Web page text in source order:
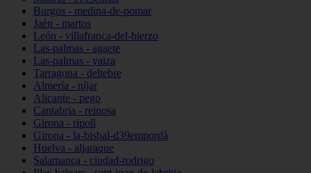
Burgos - medina-de-pomar
Jaén - martos
León - villafranca-del-bierzo
Las-palmas - agaete
Las-palmas - yaiza
Tarragona - deltebre
Almería - níjar
Alicante - pego
Cantabria - reinosa
Girona - ripoll
Girona - la-bisbal-d39empordà
Huelva - aljaraque
Salamanca - ciudad-rodrigo